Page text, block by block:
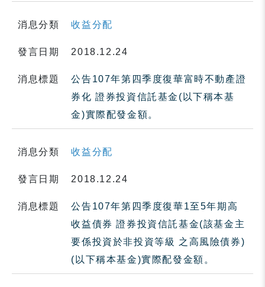
消息分類 收益分配
發言日期 2018.12.24
消息標題
公告107年第四季度復華富時不動產證
券化 證券投資信託基金(以下稱本基
金)實際配發金額。
消息分類 收益分配
發言日期 2018.12.24
消息標題
公告107年第四季度復華1至5年期高
收益債券 證券投資信託基金(該基金主
要係投資於非投資等級 之高風險債券)
(以下稱本基金)實際配發金額。